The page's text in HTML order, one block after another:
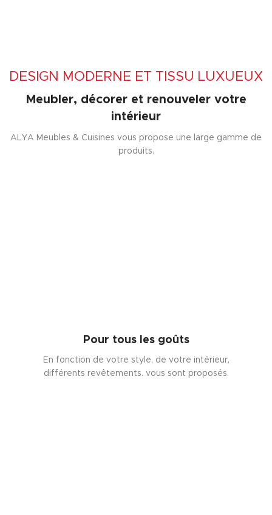
DESIGN MODERNE ET TISSU LUXUEUX
Meubler, décorer et renouveler votre
intérieur
ALYA Meubles & Cuisines vous propose une large gamme de
produits.
Pour tous les goûts
En fonction de votre style, de votre intérieur,
différents revêtements. vous sont proposés.